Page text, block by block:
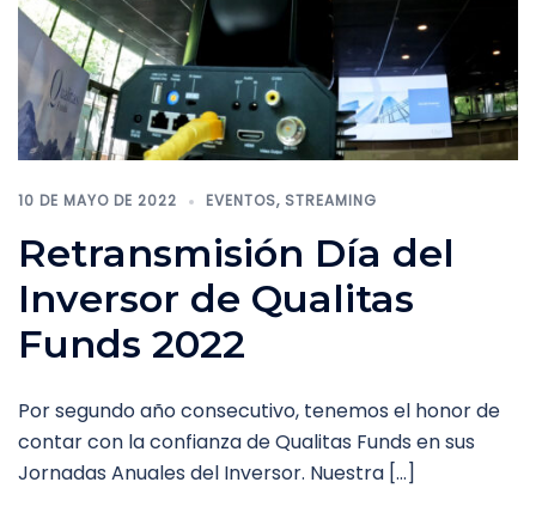
10 DE MAYO DE 2022 EVENTOS, STREAMING
Retransmisión Día del
Inversor de Qualitas
Funds 2022
Por segundo año consecutivo, tenemos el honor de
contar con la confianza de Qualitas Funds en sus
Jornadas Anuales del Inversor. Nuestra […]